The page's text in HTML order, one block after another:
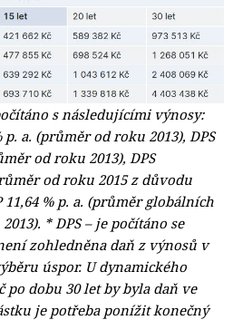
s následujícími výnosy:
a. (průměr od roku 2013), DPS
od roku 2013), DPS
od roku 2015 z důvodu
% p. a. (průměr globálních
* DPS – je počítáno se
zohledněna daň z výnosů v
úspor. U dynamického
po dobu 30 let by byla daň ve
je potřeba ponížit konečný